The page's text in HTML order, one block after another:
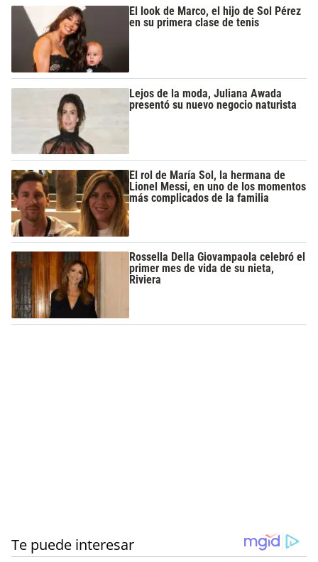
El look de Marco, el hijo de Sol Pérez
en su primera clase de tenis
Lejos de la moda, Juliana Awada
presentó su nuevo negocio naturista
El rol de María Sol, la hermana de
Lionel Messi, en uno de los momentos
más complicados de la familia
Rossella Della Giovampaola celebró el
primer mes de vida de su nieta,
Riviera